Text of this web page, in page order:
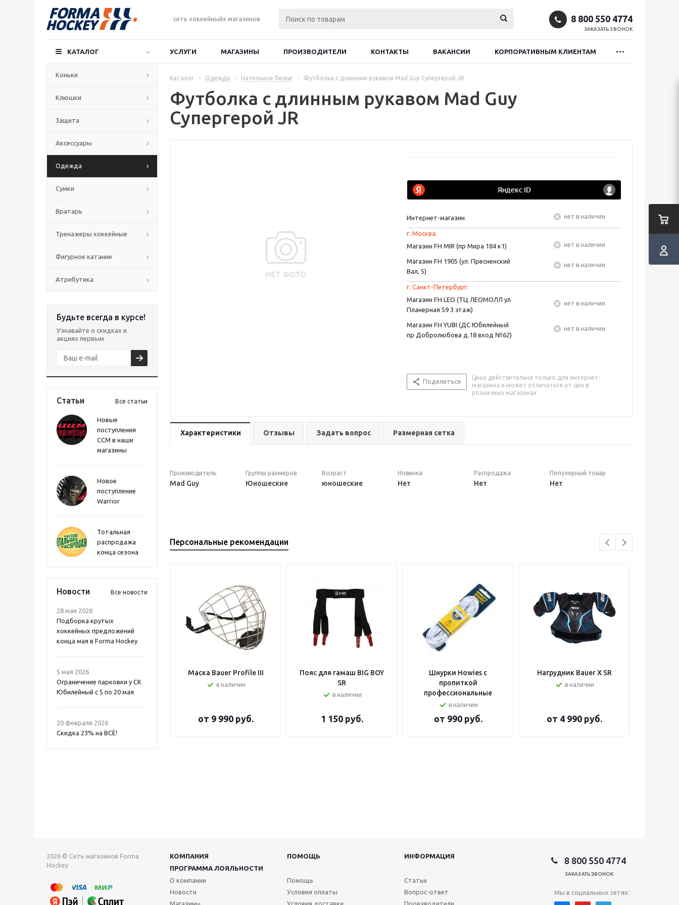
сеть хоккейныйх магазинов 8 800 550 4774
ЗАКАЗАТЬ ЗВОНОК
КАТАЛОГ УСЛУГИ МАГАЗИНЫ ПРОИЗВОДИТЕЛИ КОНТАКТЫ ВАКАНСИИ КОРПОРАТИВНЫМ КЛИЕНТАМ
Коньки
Клюшки
Защита
Аксессуары
Одежда
Сумки
Вратарь
Тренажеры хоккейные
Фигурное катание
Атрибутика
Будьте всегда в курсе!
Узнавайте о скидках и
акциях первым
Статьи Все статьи
Новые
поступления
CCM в наши
магазины
Новое
поступление
Warrior
Тотальная
распродажа
конца сезона
Новости Все новости
28 мая 2026
Подборка крутых
хоккейных предложений
конца мая в Forma Hockey
5 мая 2026
Ограничение парковки у СК
Юбилейный с 5 по 20 мая
20 февраля 2026
Скидка 23% на ВСË!
Каталог - Одежда - Нательное белье - Футболка с длинным рукавом Mad Guy Супергерой JR
Футболка с длинным рукавом Mad Guy
Супергерой JR
Интернет-магазин Нет в наличии
г. Москва:
Магазин FH MIR (пр Мира 184 к1)
Нет в наличии
Магазин FH 1905 (ул. Пресненский
Вал, 5)
Нет в наличии
г. Санкт-Петербург:
Магазин FH LEO (ТЦ ЛЕОМОЛЛ ул
Планерная 59 3 этаж)
Нет в наличии
Магазин FH YUBI (ДС Юбилейный
пр Добролюбова д.18 вход №62)
Нет в наличии
Поделиться
Цена действительна только для интернет-
магазина и может отличаться от цен в
розничных магазинах
Характеристики Отзывы Задать вопрос Размерная сетка
Производитель
Mad Guy
Группы размеров
Юношеские
Возраст
юношеские
Новинка
Нет
Распродажа
Нет
Популярный товар
Нет
Персональные рекомендации
Маска Bauer Profile III
в наличии
от 9 990 руб.
Пояс для гамаш BIG BOY
SR
в наличии
1 150руб.
Шнурки Howies с
пропиткой
профессиональные
в наличии
от 990 руб.
Нагрудник Bauer X SR
в наличии
от 4 990 руб.
2026 © Сеть магазинов Forma
Hockey
КОМПАНИЯ ПОМОЩЬ
ИНФОРМАЦИЯ
ПРОГРАММА ЛОЯЛЬНОСТИ
О компании
Новости
Магазины
Помощь
Условия оплаты
Условия доставки
Статьи
Вопрос-ответ
Производители
8 800 550 4774
ЗАКАЗАТЬ ЗВОНОК
Мы в социальных сетях: